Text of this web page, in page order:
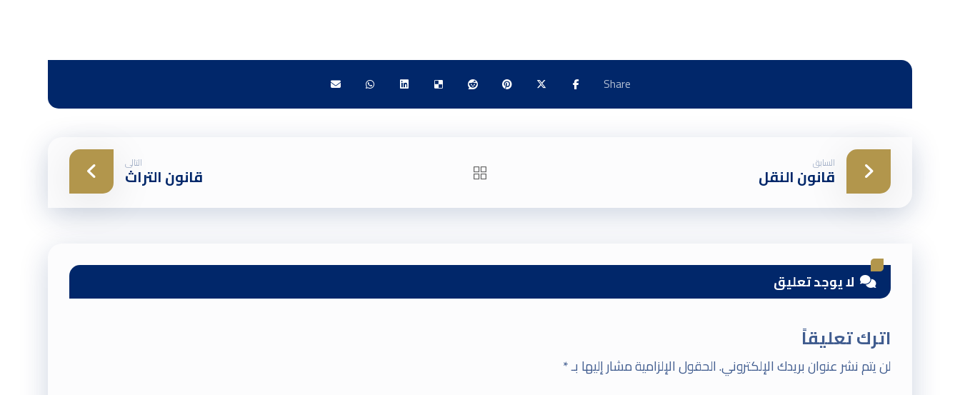
السابق
قانون النقل
التالى
قانون التراث
لا يوجد تعليق
اترك تعليقاً
لن يتم نشر عنوان بريدك الإلكتروني.الحقول الإلزامية مشار إليها بـ*